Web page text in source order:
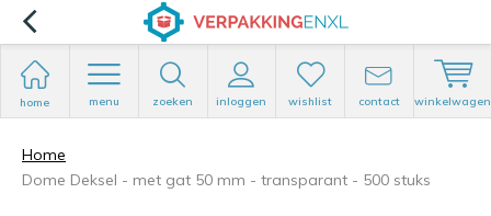
home menu zoeken inloggen wishlist contact winkelwagen
Home
Dome Deksel - met gat 50 mm - transparant - 500 stuks